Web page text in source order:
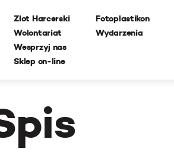
Zlot Harcerski
Wolontariat
Wesprzyj nas
Sklep on-line
Fotoplastikon
Wydarzenia